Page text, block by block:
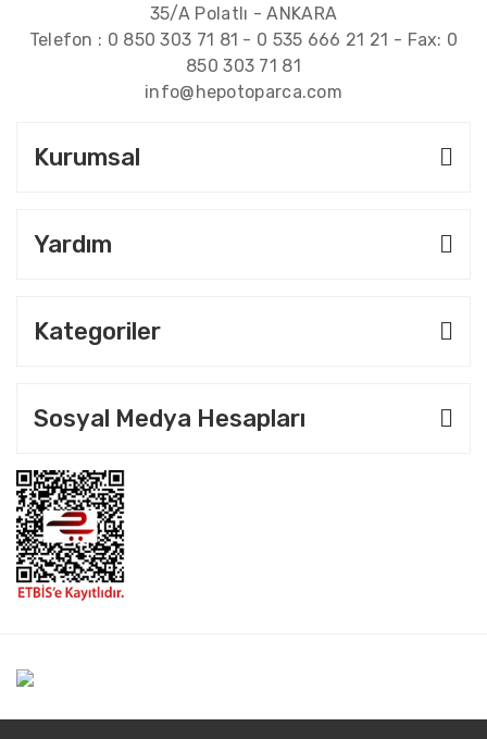
35/A Polatlı - ANKARA
Telefon : 0 850 303 71 81 - 0 535 666 21 21 - Fax: 0
850 303 71 81
info@hepotoparca.com
Kurumsal
Yardım
Kategoriler
Sosyal Medya Hesapları